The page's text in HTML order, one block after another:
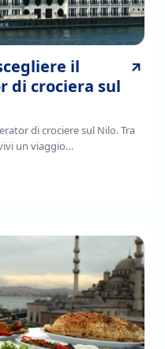
il
di crociera sul
di crociere sul Nilo. Tra
un viaggio